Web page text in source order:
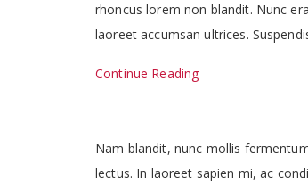
rhoncus lorem non blandit. Nunc
laoreet accumsan ultrices.
Continue Reading
Nam blandit, nunc mollis
lectus. In laoreet sapien mi, ac